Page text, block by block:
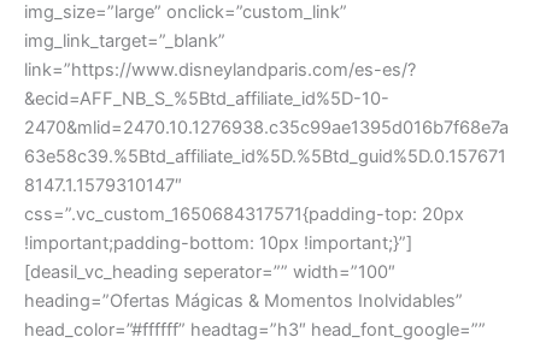
img_size=”large” onclick=”custom_link”
img_link_target=”_blank”
link=”https://www.disneylandparis.com/es-es/?
&ecid=AFF_NB_S_%5Btd_affiliate_id%5D-10-
2470&mlid=2470.10.1276938.c35c99ae1395d016b7f68e7a
63e58c39.%5Btd_affiliate_id%5D.%5Btd_guid%5D.0.157671
8147.1.1579310147″
css=”.vc_custom_1650684317571{padding-top: 20px
!important;padding-bottom: 10px !important;}”]
[deasil_vc_heading seperator=”” width=”100″
heading=”Ofertas Mágicas & Momentos Inolvidables”
head_color=”#ffffff” headtag=”h3″ head_font_google=””